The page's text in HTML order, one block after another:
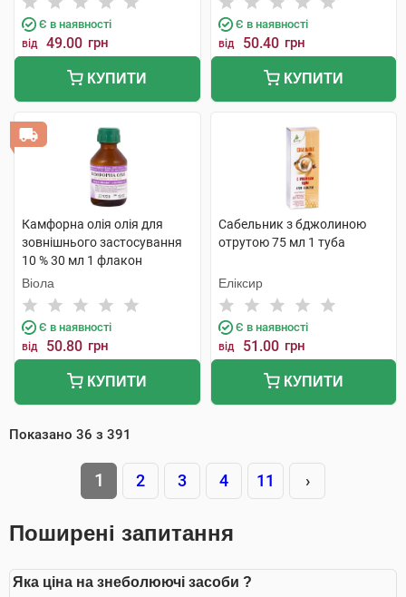
Є в наявності
від 49.00 грн
КУПИТИ
Є в наявності
від 50.40 грн
КУПИТИ
Камфорна олія олія для
зовнішнього застосування
10 % 30 мл 1 флакон
Віола
Є в наявності
від 50.80 грн
КУПИТИ
Сабельник з бджолиною
отрутою 75 мл 1 туба
Еліксир
Є в наявності
від 51.00 грн
КУПИТИ
Показано 36 з 391
1 2 3 4 11 ›
Поширені запитання
Яка ціна на знеболюючі засоби ?